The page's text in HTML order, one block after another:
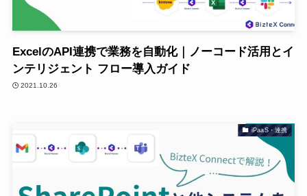
ExcelのAPI連携で業務を自動化｜ノーコード活用とイ
ンテリジェント フロー導入ガイド
2021.10.26
iPaaS・連携